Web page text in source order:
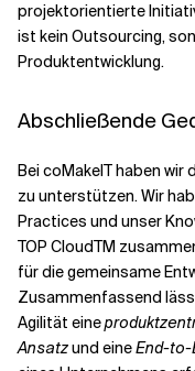
projektorientierte
ist kein Outsourcing,
Produktentwicklung.
Abschließende
Bei coMakeIT haben
zu unterstützen. Wir
Practices und unser
TOP CloudTM
für die gemeinsame
Zusammenfassend
Agilität eine
Ansatzund eineEnd-to-